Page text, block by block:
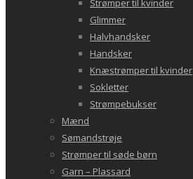
Strømper til kvinder
Glimmer
Halvhandsker
Handsker
Knæstrømper til kvinder
Sokletter
Strømpebukser
Mænd
Sømandstrøje
Strømper til søde børn
Garn – Plassard